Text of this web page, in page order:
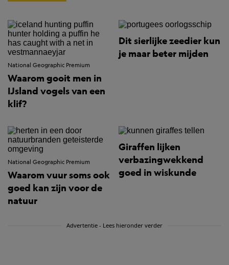
National Geographic Premium
Waarom gooit men in
IJsland vogels van een
klif?
Dit sierlijke zeedier kun
je maar beter mijden
National Geographic Premium
Waarom vuur soms ook
goed kan zijn voor de
natuur
Giraffen lijken
verbazingwekkend
goed in wiskunde
Advertentie - Lees hieronder verder